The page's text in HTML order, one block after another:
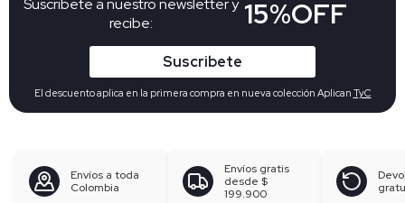
Suscribete a nuestro newsletter y
recibe:
15%OFF
Suscribete
El descuento aplica en la primera compra en nueva colección Aplican TyC
Envíos a toda
Colombia
Envíos gratis
desde $
199.900